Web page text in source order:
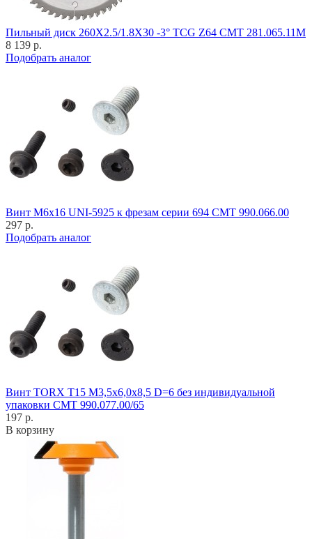
Пильный диск 260X2.5/1.8X30 -3° TCG Z64 CMT 281.065.11M
8 139 р.
Подобрать аналог
Винт M6x16 UNI-5925 к фрезам серии 694 CMT 990.066.00
297 р.
Подобрать аналог
Винт TORX T15 M3,5x6,0x8,5 D=6 без индивидуальной
упаковки CMT 990.077.00/65
197 р.
В корзину